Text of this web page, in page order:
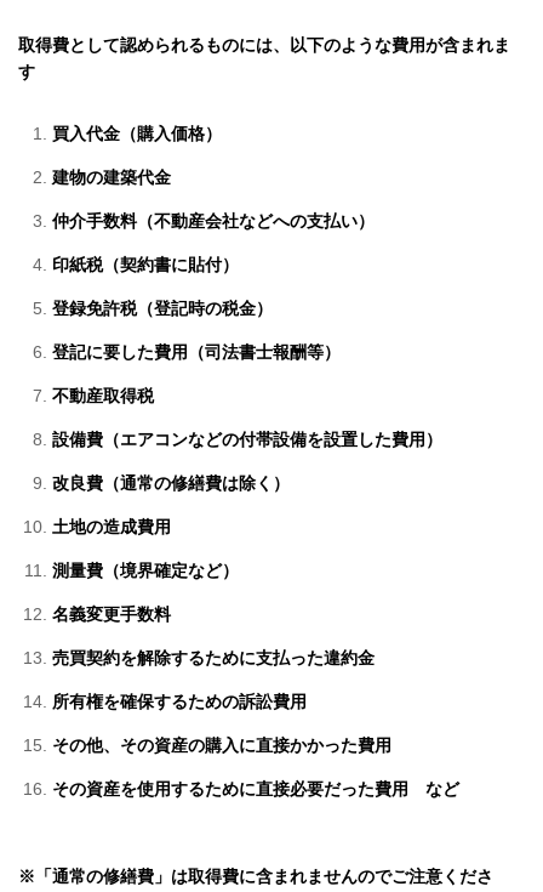
取得費として認められるものには、以下のような費用が含まれま
す
買入代金（購入価格）
建物の建築代金
仲介手数料（不動産会社などへの支払い）
印紙税（契約書に貼付）
登録免許税（登記時の税金）
登記に要した費用（司法書士報酬等）
不動産取得税
設備費（エアコンなどの付帯設備を設置した費用）
改良費（通常の修繕費は除く）
土地の造成費用
測量費（境界確定など）
名義変更手数料
売買契約を解除するために支払った違約金
所有権を確保するための訴訟費用
その他、その資産の購入に直接かかった費用
その資産を使用するために直接必要だった費用 など
※「通常の修繕費」は取得費に含まれませんのでご注意くださ